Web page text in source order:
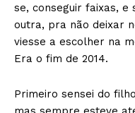
se, conseguir faixas,
outra, pra não deixar
viesse a escolher na
Era o fim de 2014.
Primeiro sensei do